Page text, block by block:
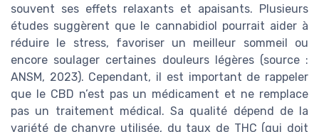
souvent ses effets relaxants et apaisants. Plusieurs
études suggèrent que le cannabidiol pourrait aider à
réduire le stress, favoriser un meilleur sommeil ou
encore soulager certaines douleurs légères (source :
ANSM, 2023). Cependant, il est important de rappeler
que le CBD n’est pas un médicament et ne remplace
pas un traitement médical. Sa qualité dépend de la
variété de chanvre utilisée, du taux de THC (qui doit